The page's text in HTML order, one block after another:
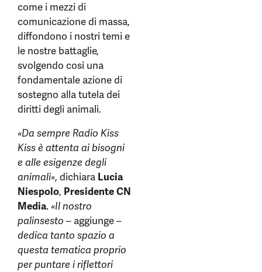
come i mezzi di
comunicazione di massa,
diffondono i nostri temi e
le nostre battaglie,
svolgendo così una
fondamentale azione di
sostegno alla tutela dei
diritti degli animali.
«Da sempre Radio Kiss
Kiss è attenta ai bisogni
e alle esigenze degli
animali», dichiara Lucia
Niespolo, Presidente CN
Media. «Il nostro
palinsesto – aggiunge –
dedica tanto spazio a
questa tematica proprio
per puntare i riflettori